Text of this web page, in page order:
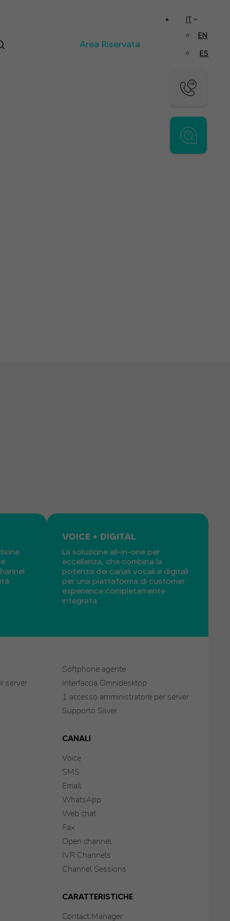
Area Riservata
IT
EN
ES
server
VOICE + DIGITAL
La soluzione all-in-one per
eccellenza, che combina la
potenza dei canali vocali e digitali
per una piattaforma di customer
experience completamente
integrata.
Softphone agente
Interfaccia Omnidesktop
1 accesso amministratore per server
Supporto Silver
CANALI
Voice
SMS
Email
WhatsApp
Web chat
Fax
Open channel
IVR Channels
Channel Sessions
CARATTERISTICHE
Contact Manager